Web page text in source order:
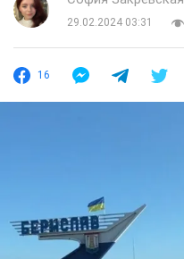
29.02.2024 03:31
16